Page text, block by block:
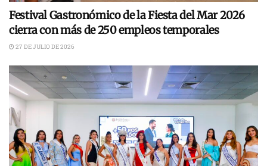
Festival Gastronómico de la Fiesta del Mar 2026
cierra con más de 250 empleos temporales
27 DE JULIO DE 2026